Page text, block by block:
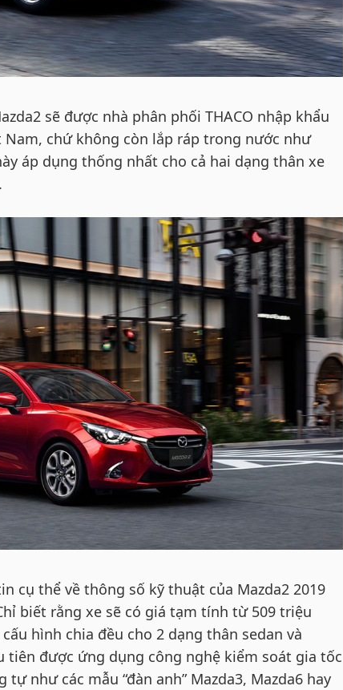
sẽ được nhà phân phối THACO nhập khẩu
Nam, chứ không còn lắp ráp trong nước như
áp dụng thống nhất cho cả hai dạng thân xe
cụ thể về thông số kỹ thuật của Mazda2 2019
biết rằng xe sẽ có giá tạm tính từ 509 triệu
hình chia đều cho 2 dạng thân sedan và
tiên được ứng dụng công nghệ kiểm soát gia tốc
tự như các mẫu “đàn anh” Mazda3, Mazda6 hay